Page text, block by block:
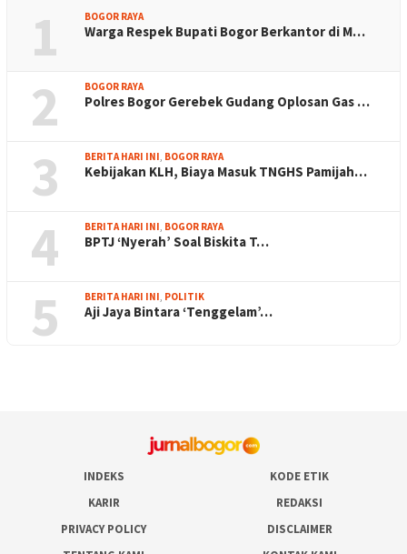
1 BOGOR RAYA
Warga Respek Bupati Bogor Berkantor di M…
2 BOGOR RAYA
Polres Bogor Gerebek Gudang Oplosan Gas …
3 BERITA HARI INI BOGOR RAYA
Kebijakan KLH, Biaya Masuk TNGHS Pamijah…
4 BERITA HARI INI BOGOR RAYA
BPTJ ‘Nyerah’ Soal Biskita T…
5 BERITA HARI INI POLITIK
Aji Jaya Bintara ‘Tenggelam’…
INDEKS
KODE ETIK
KARIR
REDAKSI
PRIVACY POLICY
DISCLAIMER